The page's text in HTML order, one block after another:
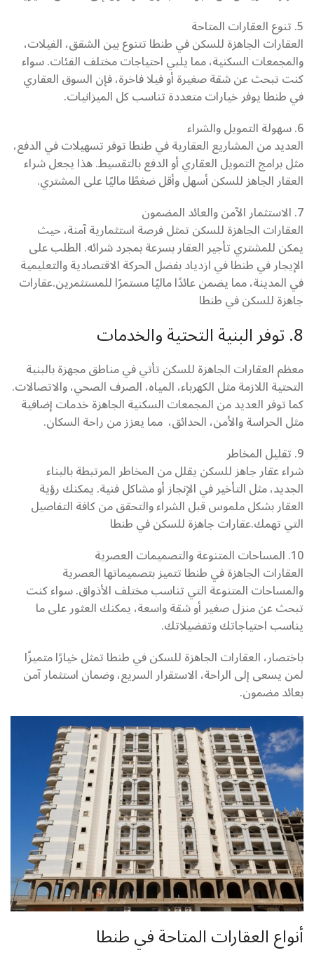
5. تنوع العقارات المتاحة
العقارات الجاهزة للسكن في طنطا تتنوع بين الشقق، الفيلات،
والمجمعات السكنية، مما يلبي احتياجات مختلف الفئات. سواء
كنت تبحث عن شقة صغيرة أو فيلا فاخرة، فإن السوق العقاري
في طنطا يوفر خيارات متعددة تناسب كل الميزانيات.
6. سهولة التمويل والشراء
العديد من المشاريع العقارية في طنطا توفر تسهيلات في الدفع،
مثل برامج التمويل العقاري أو الدفع بالتقسيط. هذا يجعل شراء
العقار الجاهز للسكن أسهل وأقل ضغطًا ماليًا على المشتري.
7. الاستثمار الآمن والعائد المضمون
العقارات الجاهزة للسكن تمثل فرصة استثمارية آمنة، حيث
يمكن للمشتري تأجير العقار بسرعة بمجرد شرائه. الطلب على
الإيجار في طنطا في ازدياد بفضل الحركة الاقتصادية والتعليمية
في المدينة، مما يضمن عائدًا ماليًا مستمرًا للمستثمرين.عقارات
جاهزة للسكن في طنطا
8. توفر البنية التحتية والخدمات
معظم العقارات الجاهزة للسكن تأتي في مناطق مجهزة بالبنية
التحتية اللازمة مثل الكهرباء، المياه، الصرف الصحي، والاتصالات.
كما توفر العديد من المجمعات السكنية الجاهزة خدمات إضافية
مثل الحراسة والأمن، الحدائق، مما يعزز من راحة السكان.
9. تقليل المخاطر
شراء عقار جاهز للسكن يقلل من المخاطر المرتبطة بالبناء
الجديد، مثل التأخير في الإنجاز أو مشاكل فنية. يمكنك رؤية
العقار بشكل ملموس قبل الشراء والتحقق من كافة التفاصيل
التي تهمك.عقارات جاهزة للسكن في طنطا
10. المساحات المتنوعة والتصميمات العصرية
العقارات الجاهزة في طنطا تتميز بتصميماتها العصرية
والمساحات المتنوعة التي تناسب مختلف الأذواق. سواء كنت
تبحث عن منزل صغير أو شقة واسعة، يمكنك العثور على ما
يناسب احتياجاتك وتفضيلاتك.
باختصار، العقارات الجاهزة للسكن في طنطا تمثل خيارًا متميزًا
لمن يسعى إلى الراحة، الاستقرار السريع، وضمان استثمار آمن
بعائد مضمون.
أنواع العقارات المتاحة في طنطا